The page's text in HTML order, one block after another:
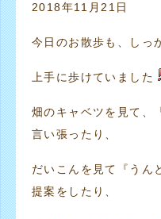
2018年11月21日
今日のお散歩も、しっ
上手に歩けていました
畑のキャベツを見て、
言い張ったり、
だいこんを見て『うん
提案をしたり、